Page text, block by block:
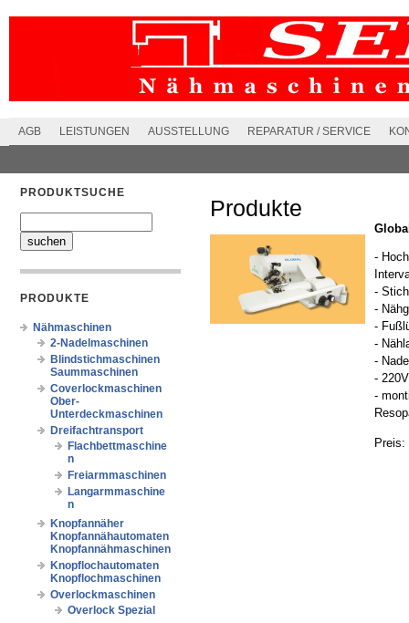
AGB LEISTUNGEN AUSSTELLUNG REPARATUR / SERVICE
PRODUKTSUCHE
PRODUKTE
Nähmaschinen
2-Nadelmaschinen
Blindstichmaschinen
Saummaschinen
Coverlockmaschinen
Ober-
Unterdeckmaschinen
Dreifachtransport
Flachbettmaschine
n
Freiarmmaschinen
Langarmmaschine
n
Knopfannäher
Knopfannähautomaten
Knopfannähmaschinen
Knopflochautomaten
Knopflochmaschinen
Overlockmaschinen
Overlock Spezial
Produkte
-
-
-
-
-
-
-
-
Preis: